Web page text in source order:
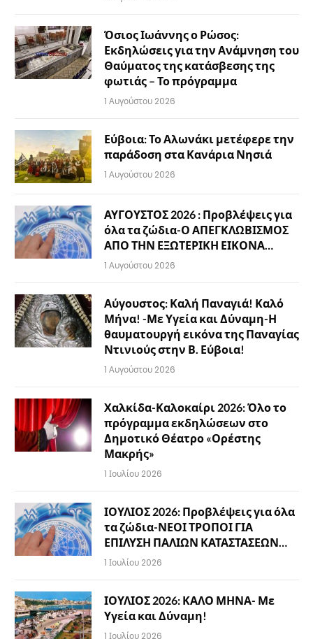
Όσιος Ιωάννης ο Ρώσος:
Εκδηλώσεις για την Ανάμνηση του
Θαύματος της κατάσβεσης της
φωτιάς – Το πρόγραμμα
1 Αυγούστου 2026
Εύβοια: Το Αλωνάκι μετέφερε την
παράδοση στα Κανάρια Νησιά
1 Αυγούστου 2026
ΑΥΓΟΥΣΤΟΣ 2026 : Προβλέψεις για
όλα τα ζώδια-Ο ΑΠΕΓΚΛΩΒΙΣΜΟΣ
ΑΠΟ ΤΗΝ ΕΞΩΤΕΡΙΚΗ ΕΙΚΟΝΑ…
1 Αυγούστου 2026
Αύγουστος: Καλή Παναγιά! Καλό
Μήνα! -Με Υγεία και Δύναμη-Η
θαυματουργή εικόνα της Παναγίας
Ντινιούς στην Β. Εύβοια!
1 Αυγούστου 2026
Χαλκίδα-Καλοκαίρι 2026: Όλο το
πρόγραμμα εκδηλώσεων στο
Δημοτικό Θέατρο «Ορέστης
Μακρής»
1 Ιουλίου 2026
ΙΟΥΛΙΟΣ 2026: Προβλέψεις για όλα
τα ζώδια-ΝΕΟΙ ΤΡΟΠΟΙ ΓΙΑ
ΕΠΙΛΥΣΗ ΠΑΛΙΩΝ ΚΑΤΑΣΤΑΣΕΩΝ…
1 Ιουλίου 2026
ΙΟΥΛΙΟΣ 2026: ΚΑΛΟ ΜΗΝΑ- Με
Υγεία και Δύναμη!
1 Ιουλίου 2026